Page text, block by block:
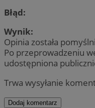
Błąd:
Wynik:
Opinia została
Po przeprowadzeniu
udostępniona
Trwa wysyłanie
Dodaj komentarz